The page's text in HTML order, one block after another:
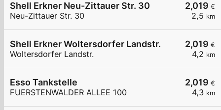
2,019 €
2,5 km
Shell Erkner Neu-Zittauer Str. 30
Neu-Zittauer Str. 30
2,019 €
4,2 km
Shell Erkner Woltersdorfer Landstr.
Woltersdorfer Landstr.
2,019 €
4,3 km
Esso Tankstelle
FUERSTENWALDER ALLEE 100